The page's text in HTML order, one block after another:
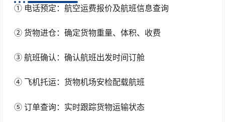
① 电话预定：航空运费报价及航班信息查询
② 货物进仓：确定货物重量、体积、收费
③ 航班确认：确认航班出发时间订舱
④ 飞机托运：货物机场安检配载航班
⑤ 订单查询：实时跟踪货物运输状态